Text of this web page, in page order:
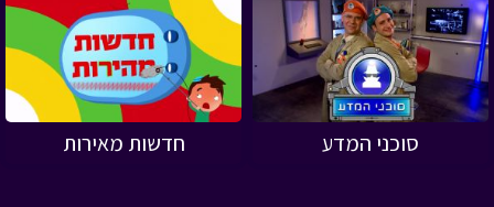
סוכני המדע חדשות מאירות